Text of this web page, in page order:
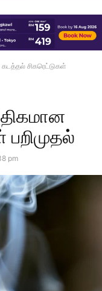
கடத்தல் சிகரெட்டுகள்
pm